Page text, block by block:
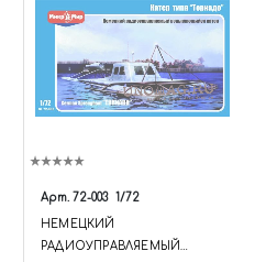
Арт. 72-003 1/72
НЕМЕЦКИЙ
РАДИОУПРАВЛЯЕМЫЙ